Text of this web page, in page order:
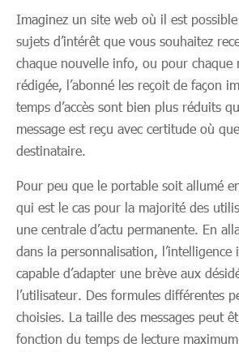
Imaginez un site web où il est
sujets d’intérêt que vous souhaitez
chaque nouvelle info, ou pour chaque
rédigée, l’abonné les reçoit de façon
temps d’accès sont bien plus réduits
message est reçu avec certitude où
destinataire.
Pour peu que le portable soit allumé
qui est le cas pour la majorité des
une centrale d’actu permanente. En
dans la personnalisation, l’intelligence
capable d’adapter une brève aux
l’utilisateur. Des formules différentes
choisies. La taille des messages peut
fonction du temps de lecture